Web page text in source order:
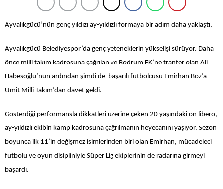
Ayvalıkgücü’nün genç yıldızı ay-yıldızlı formaya bir adım daha yaklaştı,
Ayvalıkgücü Belediyespor’da genç yeteneklerin yükselişi sürüyor. Daha
önce milli takım kadrosuna çağrılan ve Bodrum FK’ne tranfer olan Ali
Habesoğlu’nun ardından şimdi de başarılı futbolcusu Emirhan Boz’a
Ümit Milli Takım’dan davet geldi.
Gösterdiği performansla dikkatleri üzerine çeken 20 yaşındaki ön libero,
ay-yıldızlı ekibin kamp kadrosuna çağrılmanın heyecanını yaşıyor. Sezon
boyunca ilk 11’in değişmez isimlerinden biri olan Emirhan, mücadeleci
futbolu ve oyun disipliniyle Süper Lig ekiplerinin de radarına girmeyi
başardı.